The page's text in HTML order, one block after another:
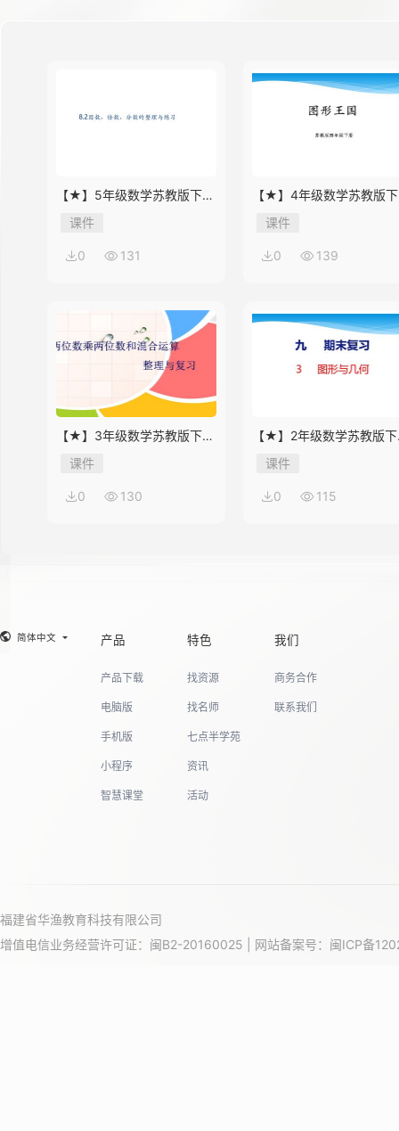
21
【★】5年级数学苏教版下册
课件第8单元《单元复习》
课件
0 131
【★】4年级数学苏教版
课件第9单元《单元复习》
课件
0 139
【★】3年级数学苏教版下册
课件第10单元《单元复习》
课件
0 130
【★】2年级数学苏教版
课件第9单元《期末复习》
课件
0 115
简体中文 产品
产品下载
电脑版
手机版
小程序
智慧课堂
特色
找资源
找名师
七点半学苑
资讯
活动
我们
商务合作
联系我们
福建省华渔教育科技有限公司
增值电信业务经营许可证：闽B2-20160025 | 网站备案号： 闽ICP备